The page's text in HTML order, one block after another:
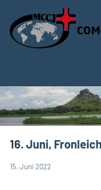
Inhalt
springen
16. Juni,
15. Juni 2022